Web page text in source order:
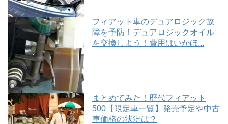
フィアット車のデュアロジック故
障を予防！デュアロジックオイル
を交換しよう！費用はいかほ...
まとめてみた！歴代フィアット
500【限定車一覧】発売予定や中古
車価格の状況は？